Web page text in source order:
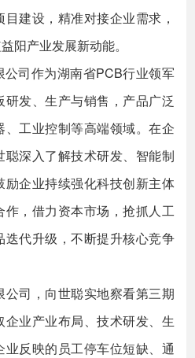
建设，精准对接企业需求，
阳产业发展新动能。
司作为湖南省PCB行业领军
发、生产与销售，产品广泛
工业控制等高端领域。在企
深入了解技术研发、智能制
企业持续强化科技创新主体
，借力资本市场，抢抓人工
代升级，不断提升核心竞争
司，向世聪实地察看第三期
业产业布局、技术研发、生
反映的员工停车位短缺、通